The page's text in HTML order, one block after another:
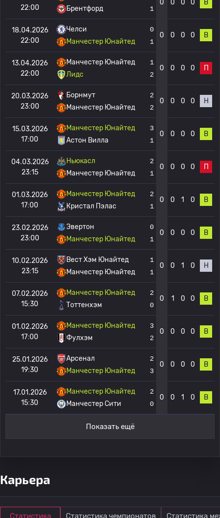
22:00
Брентфорд
1
0 0 0 0 В
18.04.2026
22:00
Челси
Манчестер Юнайтед
0
1
0 0 0 0 В
13.04.2026
22:00
Манчестер Юнайтед
Лидс
1
2
0 0 0 0 П
20.03.2026
23:00
Борнмут
Манчестер Юнайтед
2
2
0 0 0 0 Н
15.03.2026
17:00
Манчестер Юнайтед
Астон Вилла
3
1
0 0 0 0 В
04.03.2026
23:15
Ньюкасл
Манчестер Юнайтед
2
1
0 0 0 0 П
01.03.2026
17:00
Манчестер Юнайтед
Кристал Пэлас
2
1
0 0 1 0 В
23.02.2026
23:00
Эвертон
Манчестер Юнайтед
0
1
0 0 0 0 В
10.02.2026
23:15
Вест Хэм Юнайтед
Манчестер Юнайтед
1
1
0 0 1 0 Н
07.02.2026
15:30
Манчестер Юнайтед
Тоттенхэм
2
0
0 1 0 0 В
01.02.2026
17:00
Манчестер Юнайтед
Фулхэм
3
2
0 0 0 0 В
25.01.2026
19:30
Арсенал
Манчестер Юнайтед
2
3
0 0 0 0 В
17.01.2026
15:30
Манчестер Юнайтед
Манчестер Сити
2
0
0 0 1 0 В
Показать ещё
Карьера
Статистика Статистика чемпионатов Статистика